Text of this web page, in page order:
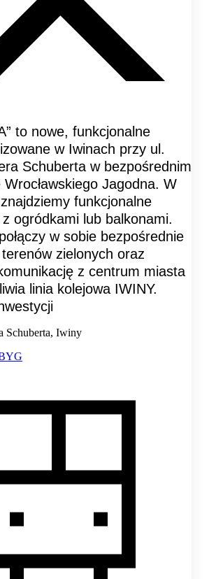
to nowe, funkcjonalne
w Iwinach przy ul.
Schuberta w bezpośrednim
Jagodna. W
funkcjonalne
ogródkami lub balkonami.
w sobie bezpośrednie
zielonych oraz
z centrum miasta
linia kolejowa IWINY.
Schuberta, Iwiny